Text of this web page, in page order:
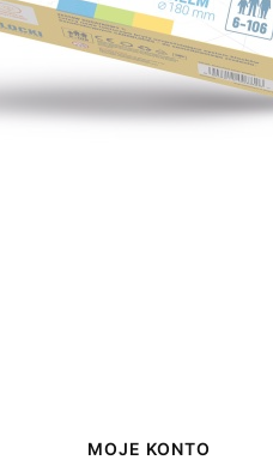
MOJE KONTO